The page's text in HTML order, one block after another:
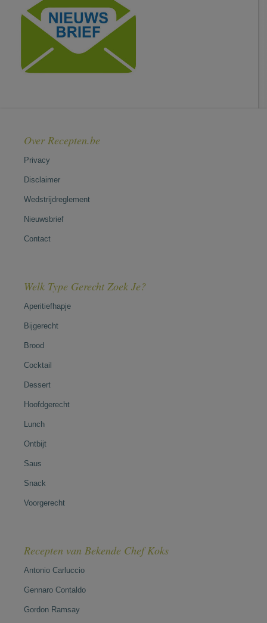
Over Recepten.be
Privacy
Disclaimer
Wedstrijdreglement
Nieuwsbrief
Contact
Welk Type Gerecht Zoek Je?
Aperitiefhapje
Bijgerecht
Brood
Cocktail
Dessert
Hoofdgerecht
Lunch
Ontbijt
Saus
Snack
Voorgerecht
Recepten van Bekende Chef Koks
Antonio Carluccio
Gennaro Contaldo
Gordon Ramsay